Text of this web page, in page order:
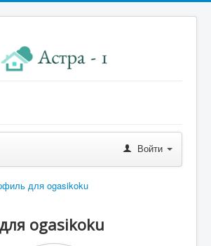
Войти
для ogasikoku
ogasikoku